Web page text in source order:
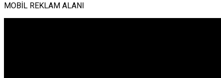
MOBİL REKLAM ALANI